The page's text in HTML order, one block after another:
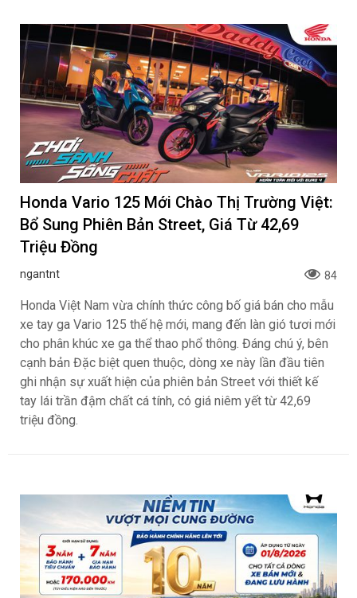
Honda Vario 125 Mới Chào Thị Trường Việt:
Bổ Sung Phiên Bản Street, Giá Từ 42,69
Triệu Đồng
ngantnt 84
Honda Việt Nam vừa chính thức công bố giá bán cho mẫu
xe tay ga Vario 125 thế hệ mới, mang đến làn gió tươi mới
cho phân khúc xe ga thể thao phổ thông. Đáng chú ý, bên
cạnh bản Đặc biệt quen thuộc, dòng xe này lần đầu tiên
ghi nhận sự xuất hiện của phiên bản Street với thiết kế
tay lái trần đậm chất cá tính, có giá niêm yết từ 42,69
triệu đồng.